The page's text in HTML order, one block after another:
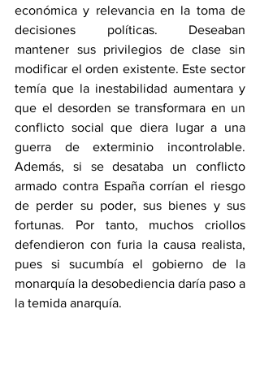
económica y relevancia en la toma de
decisiones políticas. Deseaban
mantener sus privilegios de clase sin
modificar el orden existente. Este sector
temía que la inestabilidad aumentara y
que el desorden se transformara en un
conflicto social que diera lugar a una
guerra de exterminio incontrolable.
Además, si se desataba un conflicto
armado contra España corrían el riesgo
de perder su poder, sus bienes y sus
fortunas. Por tanto, muchos criollos
defendieron con furia la causa realista,
pues si sucumbía el gobierno de la
monarquía la desobediencia daría paso a
la temida anarquía.